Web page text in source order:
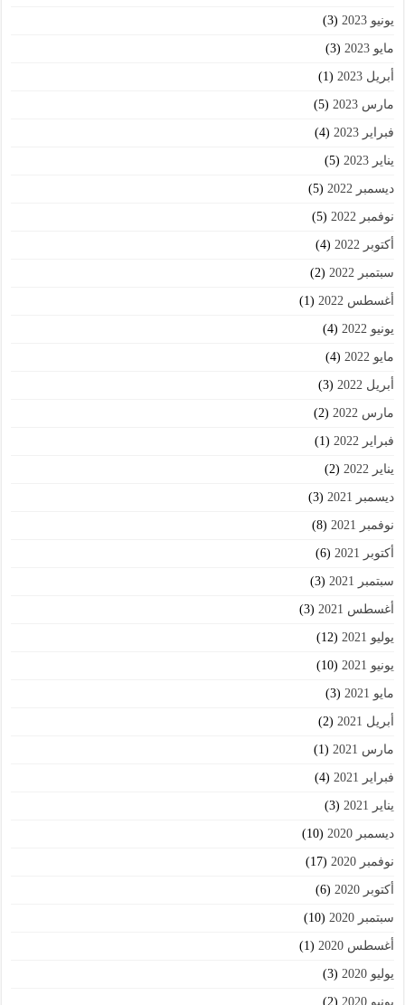
يونيو 2023 (3)
مايو 2023 (3)
أبريل 2023 (1)
مارس 2023 (5)
فبراير 2023 (4)
يناير 2023 (5)
ديسمبر 2022 (5)
نوفمبر 2022 (5)
أكتوبر 2022 (4)
سبتمبر 2022 (2)
أغسطس 2022 (1)
يونيو 2022 (4)
مايو 2022 (4)
أبريل 2022 (3)
مارس 2022 (2)
فبراير 2022 (1)
يناير 2022 (2)
ديسمبر 2021 (3)
نوفمبر 2021 (8)
أكتوبر 2021 (6)
سبتمبر 2021 (3)
أغسطس 2021 (3)
يوليو 2021 (12)
يونيو 2021 (10)
مايو 2021 (3)
أبريل 2021 (2)
مارس 2021 (1)
فبراير 2021 (4)
يناير 2021 (3)
ديسمبر 2020 (10)
نوفمبر 2020 (17)
أكتوبر 2020 (6)
سبتمبر 2020 (10)
أغسطس 2020 (1)
يوليو 2020 (3)
يونيو 2020 (2)